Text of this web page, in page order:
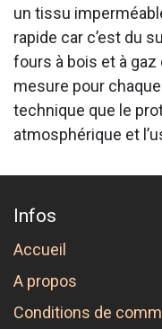
un tissu
rapide car c’est du
fours à bois et à
mesure pour
technique que le
atmosphérique et
Infos
Accueil
A propos
Conditions de